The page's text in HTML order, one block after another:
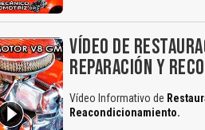
VÍDEO DE
REPARACIÓN Y
Vídeo Informativo de
Reacondicionamiento.